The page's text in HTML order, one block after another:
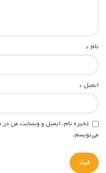
نام*
ایمیل*
ذخیره نام، ایمیل و وبسایت من در
می‌نویسم.